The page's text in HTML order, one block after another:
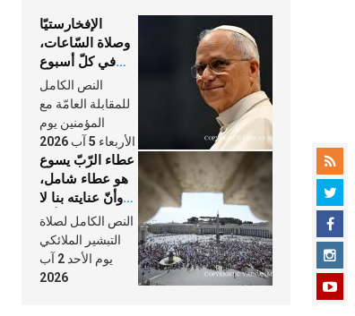
الإفخارستيّا
وصلاة السّاعات،
في كلّ أسبوع
وكلّ يوم، هما
النَّفَس في حياة
الكنيسة
النص الكامل
للمقابلة العامّة مع
المؤمنين يوم
الأربعاء 5 آب 2026
عطاء الرّبّ يسوع
هو عطاء شامل،
وأنّ عنايته بنا لا
تغيب عنّا أبدًا
النص الكامل لصلاة
التبشير الملائكي
يوم الأحد 2 آب
2026